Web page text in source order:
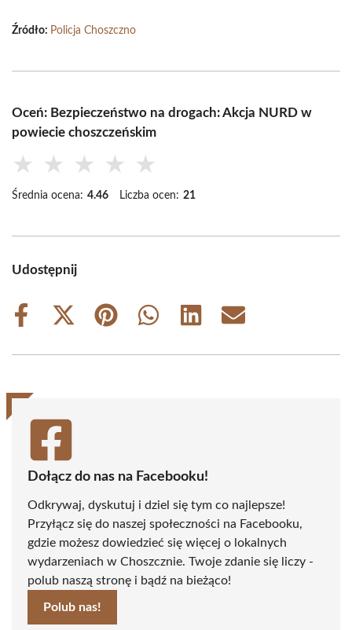
Źródło: Policja Choszczno
Oceń: Bezpieczeństwo na drogach: Akcja NURD w
powiecie choszczeńskim
★ ★ ★ ★ ★
Średnia ocena: 4.46 Liczba ocen: 21
Udostępnij
Share
Share
(Twitter)
Share
Share
Share
Share
Dołącz do nas na Facebooku!
Odkrywaj, dyskutuj i dziel się tym co najlepsze!
Przyłącz się do naszej społeczności na Facebooku,
gdzie możesz dowiedzieć się więcej o lokalnych
wydarzeniach w Choszcznie. Twoje zdanie się liczy -
polub naszą stronę i bądź na bieżąco!
Polub nas!